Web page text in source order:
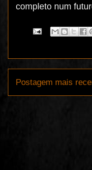
completo num
Postagem mais